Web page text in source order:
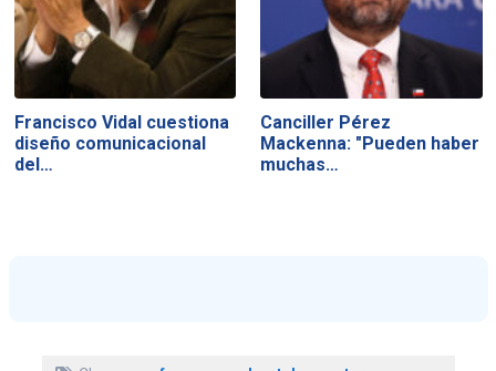
Francisco Vidal cuestiona
diseño comunicacional
del…
Canciller Pérez
Mackenna: "Pueden haber
muchas…